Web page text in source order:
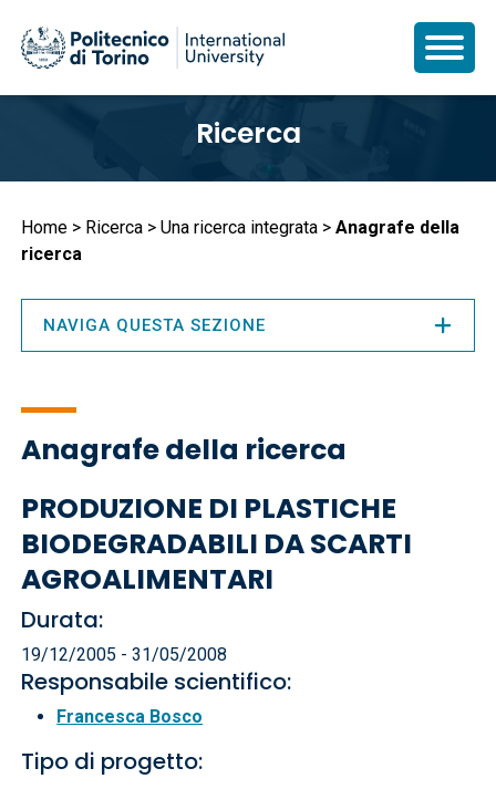
principale
Ricerca
Briciole
di
pane
Home Ricerca Una ricerca integrata
Anagrafe della
ricerca
Anagrafe della ricerca
PRODUZIONE DI PLASTICHE
BIODEGRADABILI DA SCARTI
AGROALIMENTARI
Durata:
19/12/2005 - 31/05/2008
Responsabile scientifico:
Francesca Bosco
Tipo di progetto:
NAVIGA QUESTA SEZIONE